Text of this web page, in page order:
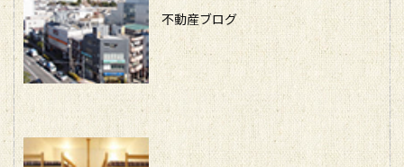
不動産ブログ